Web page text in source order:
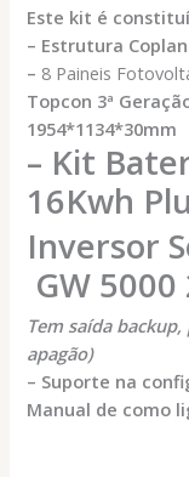
Este kit é
– Estrutura
– 8 Paineis
Topcon 3ª
1954*1134*30mm
– Kit
16Kwh
Inversor
GW 5000
Tem saída
apagão)
– Suporte na
Manual de como